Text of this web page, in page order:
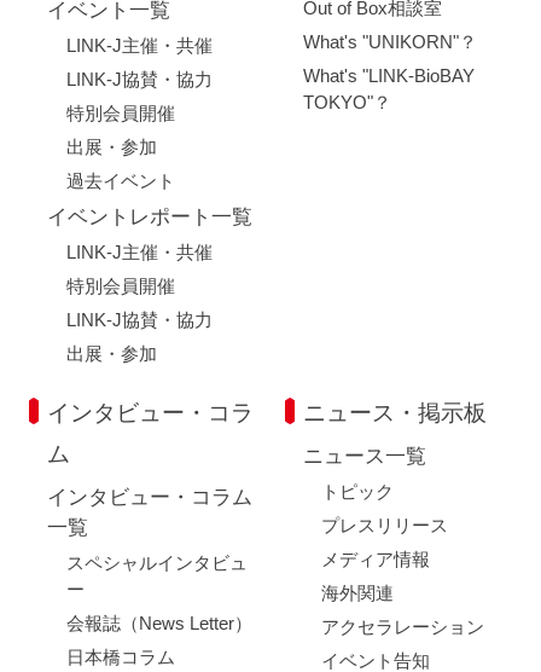
イベント一覧
LINK-J主催・共催
LINK-J協賛・協力
特別会員開催
出展・参加
過去イベント
イベントレポート一覧
LINK-J主催・共催
特別会員開催
LINK-J協賛・協力
出展・参加
Out of Box相談室
What's "UNIKORN"？
What's "LINK-BioBAY
TOKYO"？
インタビュー・コラ
ム
インタビュー・コラム
一覧
スペシャルインタビュ
ー
会報誌（News Letter）
日本橋コラム
ニュース・掲示板
ニュース一覧
トピック
プレスリリース
メディア情報
海外関連
アクセラレーション
イベント告知